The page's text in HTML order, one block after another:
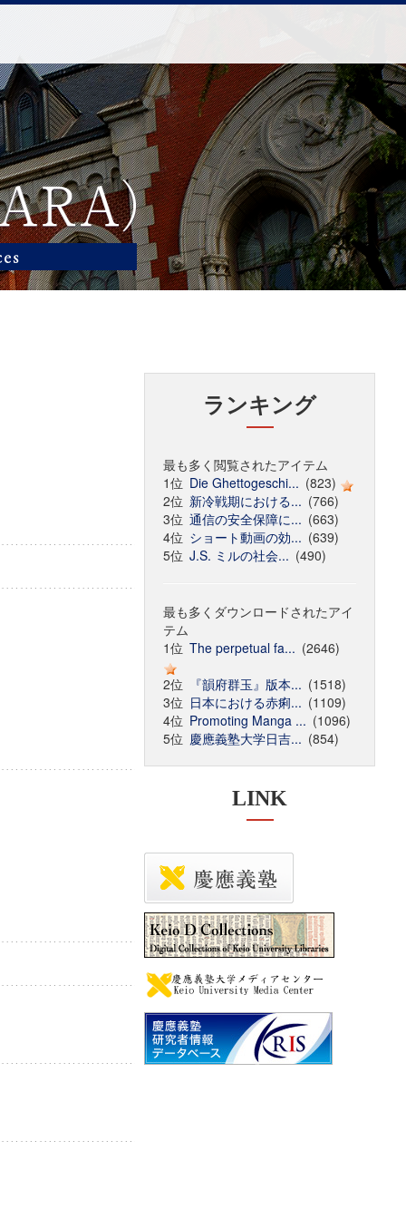
ランキング
最も多く閲覧されたアイテム
1位 Die Ghettogeschi... (823)
2位 新冷戦期における... (766)
3位 通信の安全保障に... (663)
4位 ショート動画の効... (639)
5位 J.S. ミルの社会... (490)
最も多くダウンロードされたアイ
テム
1位 The perpetual fa... (2646)
2位
『韻府群玉』版本... (1518)
3位 日本における赤痢... (1109)
4位 Promoting Manga ... (1096)
5位 慶應義塾大学日吉... (854)
LINK